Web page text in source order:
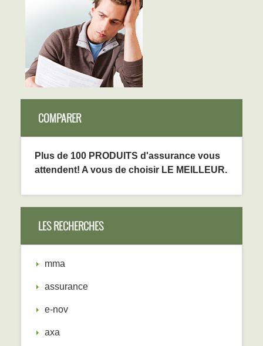
COMPARER
Plus de 100 PRODUITS d'assurance vous
attendent! A vous de choisir LE MEILLEUR.
LES RECHERCHES
mma
assurance
e-nov
axa